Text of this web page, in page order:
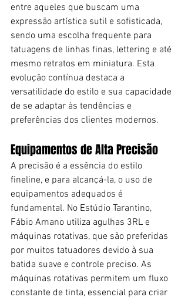
entre aqueles que buscam uma
expressão artística sutil e sofisticada,
sendo uma escolha frequente para
tatuagens de linhas finas, lettering e até
mesmo retratos em miniatura. Esta
evolução contínua destaca a
versatilidade do estilo e sua capacidade
de se adaptar às tendências e
preferências dos clientes modernos.
Equipamentos de Alta Precisão
A precisão é a essência do estilo
fineline, e para alcançá-la, o uso de
equipamentos adequados é
fundamental. No Estúdio Tarantino,
Fábio Amano utiliza agulhas 3RL e
máquinas rotativas, que são preferidas
por muitos tatuadores devido à sua
batida suave e controle preciso. As
máquinas rotativas permitem um fluxo
constante de tinta, essencial para criar